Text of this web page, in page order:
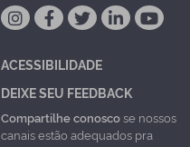
ACESSIBILIDADE
DEIXE SEU FEEDBACK
Compartilhe conoscose nossos
canais estão adequados pra